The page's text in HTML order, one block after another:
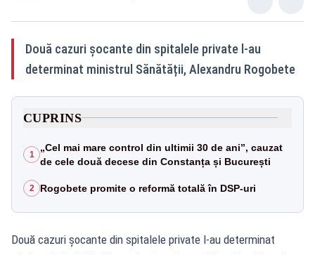
Două cazuri șocante din spitalele private l-au
determinat ministrul Sănătății, Alexandru Rogobete
CUPRINS
1
„Cel mai mare control din ultimii 30 de ani”, cauzat
de cele două decese din Constanța și București
2 Rogobete promite o reformă totală în DSP-uri
Două cazuri șocante din spitalele private l-au determinat